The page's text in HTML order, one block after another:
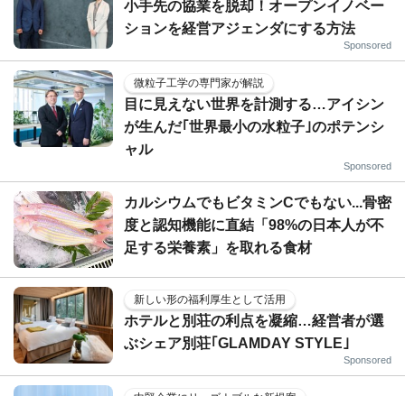
小手先の協業を脱却！オープンイノベー
ションを経営アジェンダにする方法
Sponsored
微粒子工学の専門家が解説
目に見えない世界を計測する…アイシン
が生んだ｢世界最小の水粒子｣のポテンシ
ャル
Sponsored
カルシウムでもビタミンCでもない...骨密
度と認知機能に直結「98%の日本人が不
足する栄養素」を取れる食材
新しい形の福利厚生として活用
ホテルと別荘の利点を凝縮…経営者が選
ぶシェア別荘｢GLAMDAY STYLE｣
Sponsored